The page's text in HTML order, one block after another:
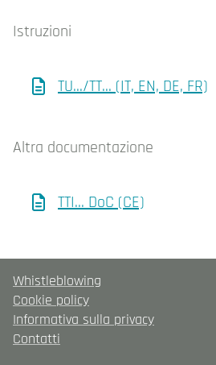
Istruzioni
TU.../TT... (IT, EN, DE, FR)
Altra documentazione
TTI... DoC (CE)
Whistleblowing
Cookie policy
Informativa sulla privacy
Contatti